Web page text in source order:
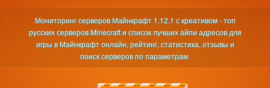
Мониторинг серверов Майнкрафт 1.12.1 с креативом - топ
русских серверов Minecraft и список лучших айпи адресов для
игры в Майнкрафт онлайн, рейтинг, статистика, отзывы и
поиск серверов по параметрам.